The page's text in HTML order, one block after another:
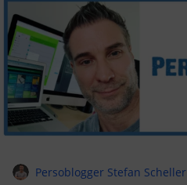
Persoblogger Stefan Scheller